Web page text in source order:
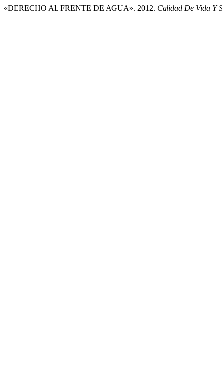
«DERECHO AL FRENTE DE AGUA». 2012. Calidad De Vida Y